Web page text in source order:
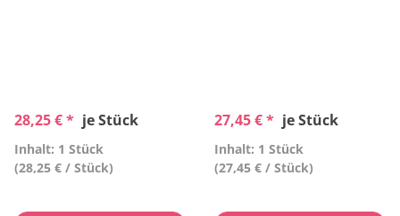
28,25 € * je Stück
Inhalt: 1 Stück
(28,25 € / Stück)
27,45 € * je Stück
Inhalt: 1 Stück
(27,45 € / Stück)